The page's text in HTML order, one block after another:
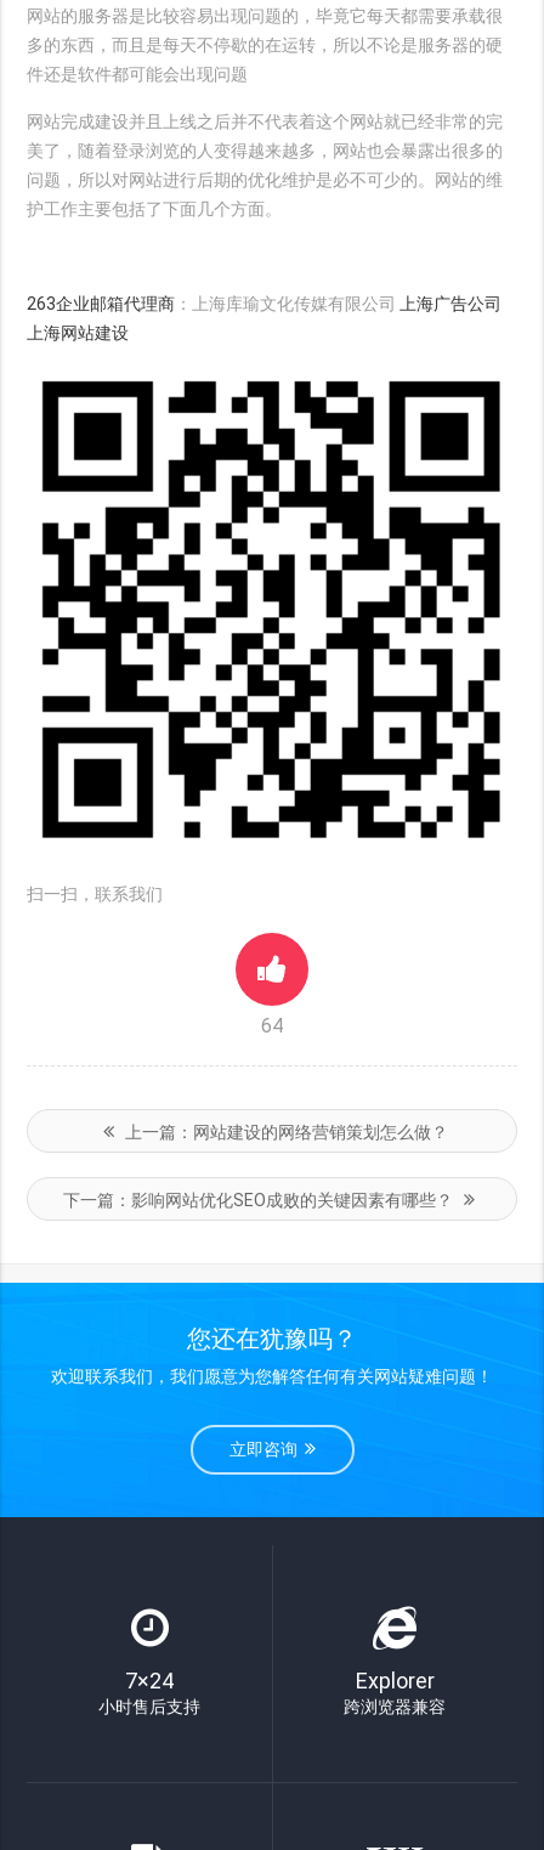
网站的服务器是比较容易出现问题的，毕竟它每天都需要承载很
多的东西，而且是每天不停歇的在运转，所以不论是服务器的硬
件还是软件都可能会出现问题
网站完成建设并且上线之后并不代表着这个网站就已经非常的完
美了，随着登录浏览的人变得越来越多，网站也会暴露出很多的
问题，所以对网站进行后期的优化维护是必不可少的。网站的维
护工作主要包括了下面几个方面。
263企业邮箱代理商 ：上海库瑜文化传媒有限公司
上海广告公司
上海网站建设
扫一扫，联系我们
64
上一篇： 网站建设的网络营销策划怎么做？
下一篇： 影响网站优化SEO成败的关键因素有哪些？
您还在犹豫吗？
欢迎联系我们，我们愿意为您解答任何有关网站疑难问题！
立即咨询
7×24
小时售后支持
Explorer
跨浏览器兼容